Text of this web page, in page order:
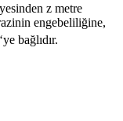
z metre
engebeliliğine,
‘ye bağlıdır.